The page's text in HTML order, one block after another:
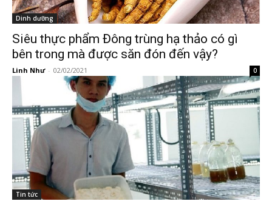
Dinh dưỡng
Siêu thực phẩm Đông trùng hạ thảo có gì
bên trong mà được săn đón đến vậy?
Linh Như - 02/02/2021 0
Tin tức